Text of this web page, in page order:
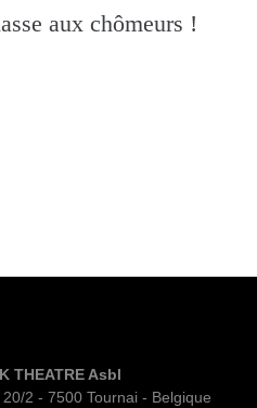
aux chômeurs !
THEATRE Asbl
2 - 7500 Tournai - Belgique